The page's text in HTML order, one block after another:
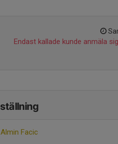
Endast kallade kunde anmäla
Facic